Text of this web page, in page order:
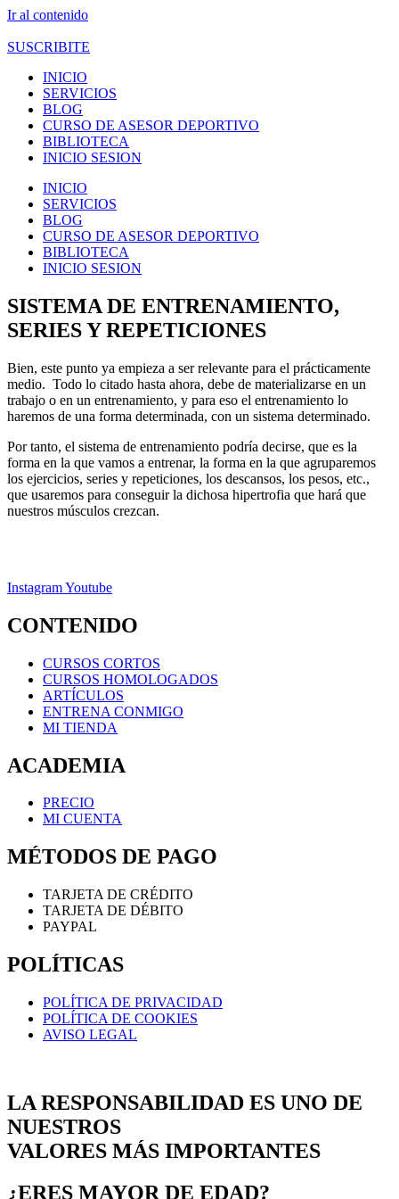
Ir al contenido
SUSCRIBITE
INICIO
SERVICIOS
BLOG
CURSO DE ASESOR DEPORTIVO
BIBLIOTECA
INICIO SESION
INICIO
SERVICIOS
BLOG
CURSO DE ASESOR DEPORTIVO
BIBLIOTECA
INICIO SESION
SISTEMA DE ENTRENAMIENTO,
SERIES Y REPETICIONES
Bien, este punto ya empieza a ser relevante para el prácticamente
medio. Todo lo citado hasta ahora, debe de materializarse en un
trabajo o en un entrenamiento, y para eso el entrenamiento lo
haremos de una forma determinada, con un sistema determinado.
Por tanto, el sistema de entrenamiento podría decirse, que es la
forma en la que vamos a entrenar, la forma en la que agruparemos
los ejercicios, series y repeticiones, los descansos, los pesos, etc.,
que usaremos para conseguir la dichosa hipertrofia que hará que
nuestros músculos crezcan.
InstagramYoutube
CONTENIDO
CURSOS CORTOS
CURSOS HOMOLOGADOS
ARTÍCULOS
ENTRENA CONMIGO
MI TIENDA
ACADEMIA
PRECIO
MI CUENTA
MÉTODOS DE PAGO
TARJETA DE CRÉDITO
TARJETA DE DÉBITO
PAYPAL
POLÍTICAS
POLÍTICA DE PRIVACIDAD
POLÍTICA DE COOKIES
AVISO LEGAL
LA RESPONSABILIDAD ES UNO DE
NUESTROS
VALORES MÁS IMPORTANTES
¿ERES MAYOR DE EDAD?